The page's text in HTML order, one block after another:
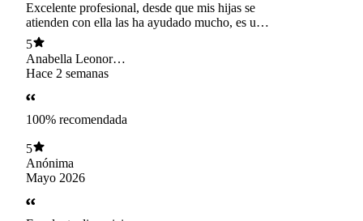
Excelente profesional, desde que mis hijas se
atienden con ella las ha ayudado mucho, es una
persona muy amable, empática y tiene una muy
buena allegada.
5
Anabella Leonor
Beltran Gajard
Hace 2 semanas
100% recomendada
5
Anónima
Mayo 2026